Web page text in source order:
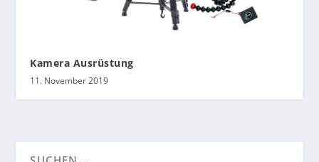
Kamera Ausrüstung
11. November 2019